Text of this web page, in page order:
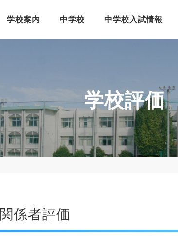
学校案内 中学校 中学校入試情報
学校評価
係者評価